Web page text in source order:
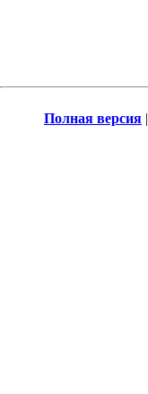
Полная версия |